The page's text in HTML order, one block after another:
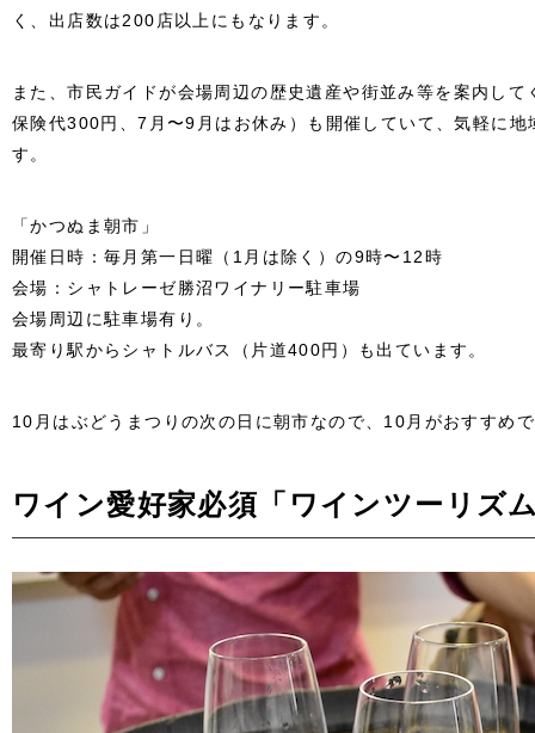
く、出店数は200店以上にもなります。
また、市民ガイドが会場周辺の歴史遺産や街並み等を案内し
保険代300円、7月〜9月はお休み）も開催していて、気軽に地
す。
「かつぬま朝市」
開催日時：毎月第一日曜（1月は除く）の9時〜12時
会場：シャトレーゼ勝沼ワイナリー駐車場
会場周辺に駐車場有り。
最寄り駅からシャトルバス（片道400円）も出ています。
10月はぶどうまつりの次の日に朝市なので、10月がおすすめ
ワイン愛好家必須「ワインツーリズ